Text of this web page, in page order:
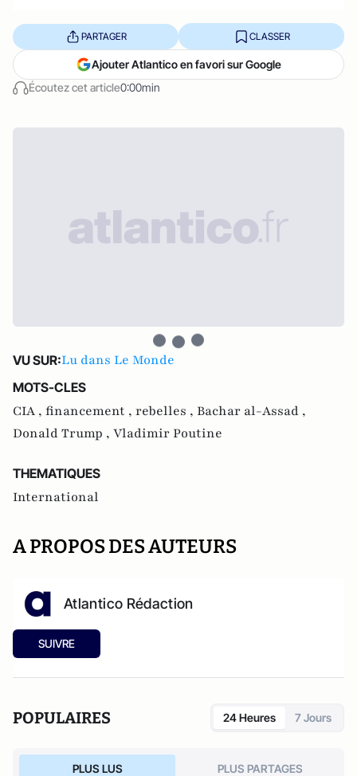
Écoutez cet article0:00min
PARTAGER CLASSER
Ajouter Atlantico en favori sur Google
VU SUR:Lu dans Le Monde
MOTS-CLES
CIA , financement , rebelles , Bachar al-Assad ,
Donald Trump , Vladimir Poutine
THEMATIQUES
International
A PROPOS DES AUTEURS
Atlantico Rédaction
SUIVRE
POPULAIRES 24 Heures 7 Jours
PLUS LUS PLUS PARTAGES